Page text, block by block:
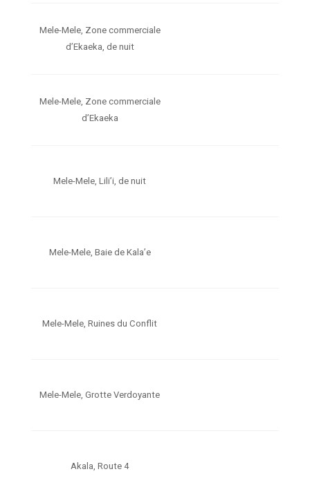
Mele-Mele, Zone commerciale
d’Ekaeka, de nuit
Mele-Mele, Zone commerciale
d’Ekaeka
Mele-Mele, Lili’i, de nuit
Mele-Mele, Baie de Kala’e
Mele-Mele, Ruines du Conflit
Mele-Mele, Grotte Verdoyante
Akala, Route 4